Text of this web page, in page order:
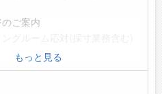
ご案内
し(ミシンでの縫製作業あり)
もっと見る